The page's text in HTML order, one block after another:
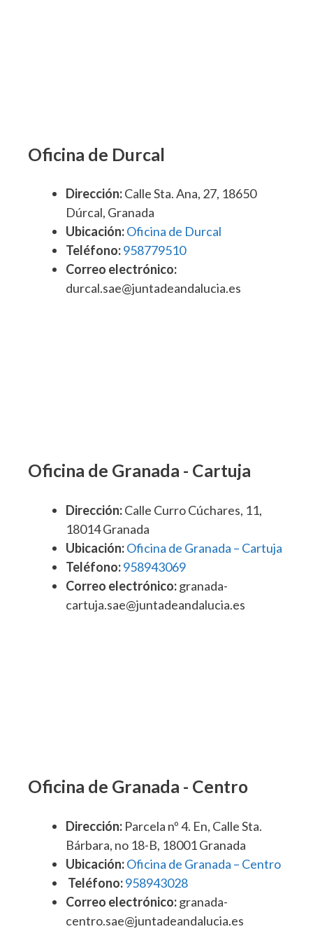
Oficina de Durcal
Dirección:Calle Sta. Ana, 27, 18650
Dúrcal, Granada
Ubicación:Oficina de Durcal
Teléfono:958779510
Correo electrónico:
durcal.sae@juntadeandalucia.es
Oficina de Granada - Cartuja
Dirección:Calle Curro Cúchares, 11,
18014 Granada
Ubicación:Oficina de Granada – Cartuja
Teléfono:958943069
Correo electrónico:granada-
cartuja.sae@juntadeandalucia.es
Oficina de Granada - Centro
Dirección: Parcela nº 4. En, Calle Sta.
Bárbara, no 18-B, 18001 Granada
Ubicación:Oficina de Granada – Centro
Teléfono:958943028
Correo electrónico:granada-
centro.sae@juntadeandalucia.es